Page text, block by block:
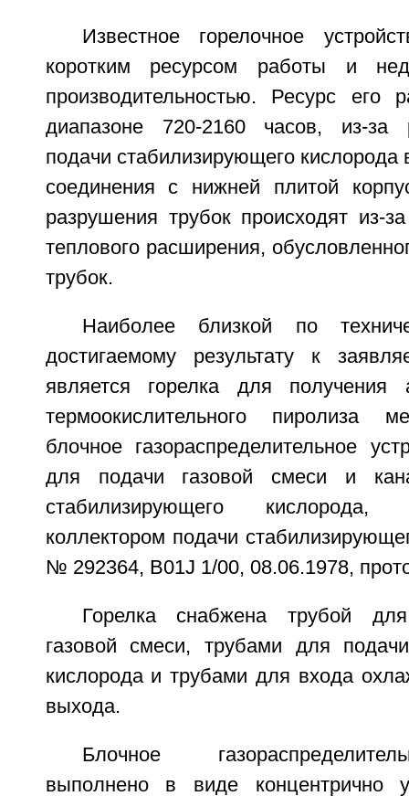
Известное горелочное
коротким ресурсом работы и
производительностью. Ресурс его
диапазоне 720-2160 часов, из-за
подачи стабилизирующего
соединения с нижней плитой
разрушения трубок происходят из-
теплового расширения,
трубок.
Наиболее близкой по
достигаемому результату к
является горелка для получения
термоокислительного пиролиза
блочное газораспределительное
для подачи газовой смеси и
стабилизирующего
коллектором подачи
№ 292364, B01J 1/00, 08.06.1978,
Горелка снабжена трубой
газовой смеси, трубами для
кислорода и трубами для входа
выхода.
Блочное
выполнено в виде концентрично